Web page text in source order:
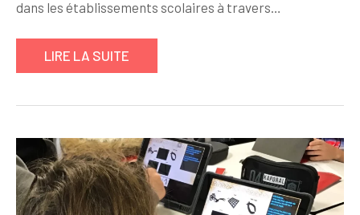
dans les établissements scolaires à travers…
LIRE LA SUITE